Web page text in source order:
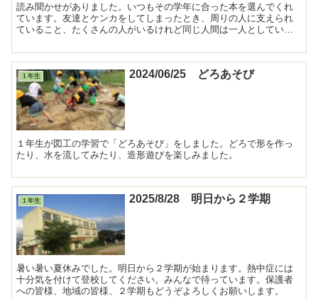
読み聞かせがありました。いつもその学年に合った本を選んでくれ
ています。友達とケンカをしてしまったとき、周りの人に支えられ
ていること、たくさんの人がいるけれど同じ人間は一人としていな
１年生 2024/06/25 どろあそび
１年生が図工の学習で「どろあそび」をしました。どろで形を作っ
たり、水を流してみたり、造形遊びを楽しみました。
１年生 2025/8/28 明日から２学期
暑い暑い夏休みでした。明日から２学期が始まります。熱中症には
十分気を付けて登校してください。みんなで待っています。保護者
への皆様、地域の皆様、２学期もどうぞよろしくお願いします。